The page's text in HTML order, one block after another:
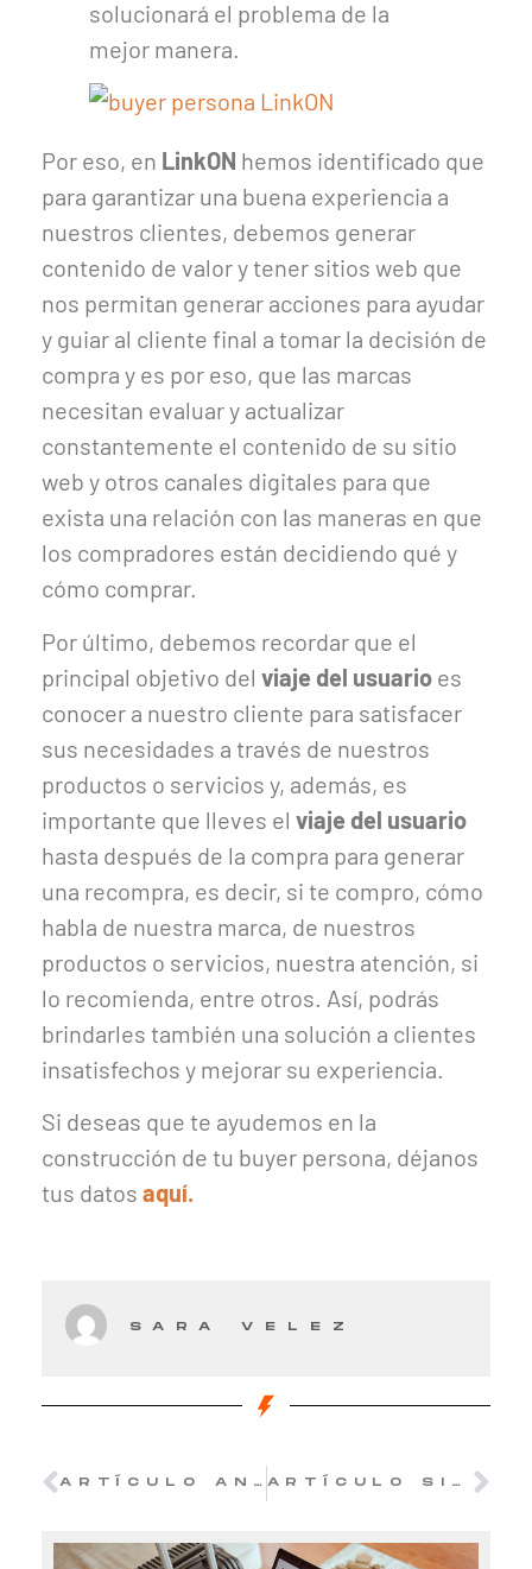
solucionará el problema de la
mejor manera.
Por eso, en LinkON hemos identificado que
para garantizar una buena experiencia a
nuestros clientes, debemos generar
contenido de valor y tener sitios web que
nos permitan generar acciones para ayudar
y guiar al cliente final a tomar la decisión de
compra y es por eso, que las marcas
necesitan evaluar y actualizar
constantemente el contenido de su sitio
web y otros canales digitales para que
exista una relación con las maneras en que
los compradores están decidiendo qué y
cómo comprar.
Por último, debemos recordar que el
principal objetivo del viaje del usuario es
conocer a nuestro cliente para satisfacer
sus necesidades a través de nuestros
productos o servicios y, además, es
importante que lleves el viaje del usuario
hasta después de la compra para generar
una recompra, es decir, si te compro, cómo
habla de nuestra marca, de nuestros
productos o servicios, nuestra atención, si
lo recomienda, entre otros. Así, podrás
brindarles también una solución a clientes
insatisfechos y mejorar su experiencia.
Si deseas que te ayudemos en la
construcción de tu buyer persona, déjanos
tus datos aquí.
SARA VELEZ
ARTÍCULO ANTERIOR ARTÍCULO SIGUIENTE